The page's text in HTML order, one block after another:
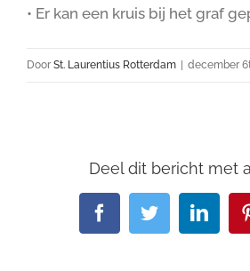
• Er kan een kruis bij het graf
Door St. Laurentius Rotterdam december
Deel dit bericht met
FacebookTwitter